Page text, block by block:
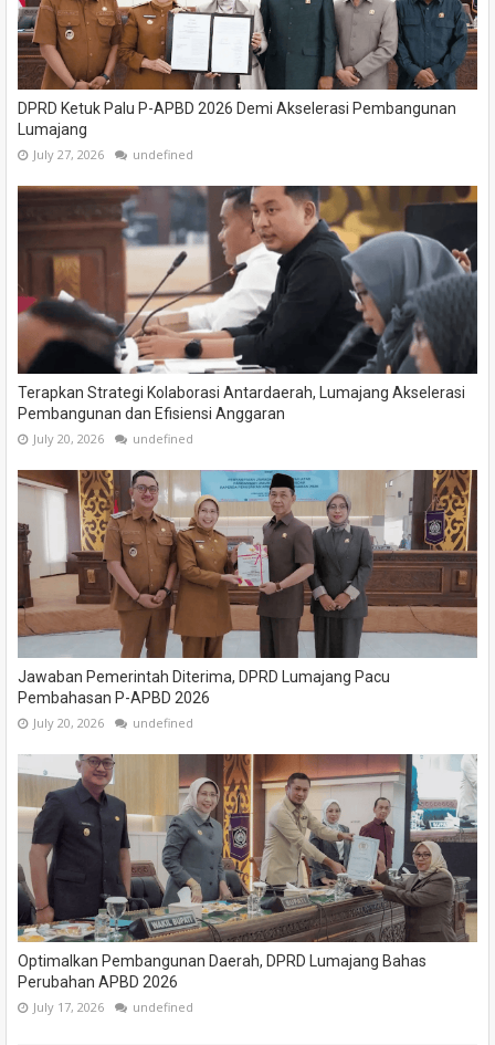
DPRD Ketuk Palu P-APBD 2026 Demi Akselerasi Pembangunan
Lumajang
July 27, 2026 undefined
Terapkan Strategi Kolaborasi Antardaerah, Lumajang Akselerasi
Pembangunan dan Efisiensi Anggaran
July 20, 2026 undefined
Jawaban Pemerintah Diterima, DPRD Lumajang Pacu
Pembahasan P-APBD 2026
July 20, 2026 undefined
Optimalkan Pembangunan Daerah, DPRD Lumajang Bahas
Perubahan APBD 2026
July 17, 2026 undefined